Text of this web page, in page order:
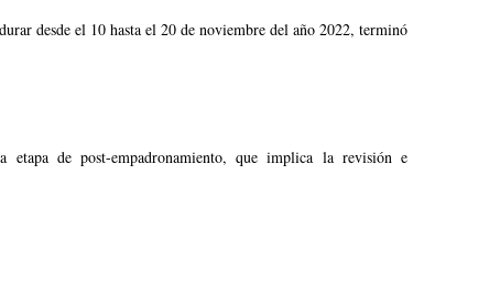
desde el 10 hasta el 20 de noviembre del año 2022, terminó
de post-empadronamiento, que implica la revisión e